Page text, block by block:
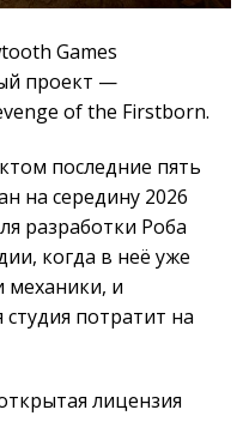
Games
проект —
of the Firstborn.
последние пять
на середину 2026
разработки Роба
когда в неё уже
механики, и
потратит на
лицензия